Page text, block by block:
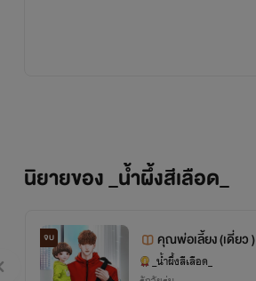
นิยายของ _น้ำผึ้งสีเลือด_
จบ คุณพ่อเลี้ยง (เดี่ยว )
_น้ำผึ้งสีเลือด_